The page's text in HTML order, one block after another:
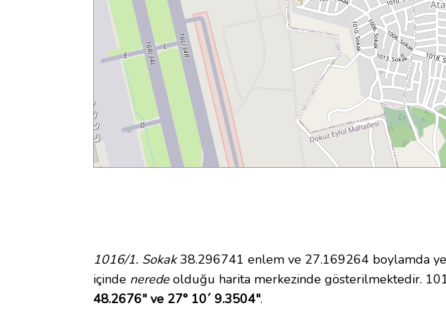
1016/1. Sokak38.296741 enlem ve 27.169264 boylamda
içinde neredeolduğu harita merkezinde gösterilmektedir.
48.2676" ve 27° 10´ 9.3504".